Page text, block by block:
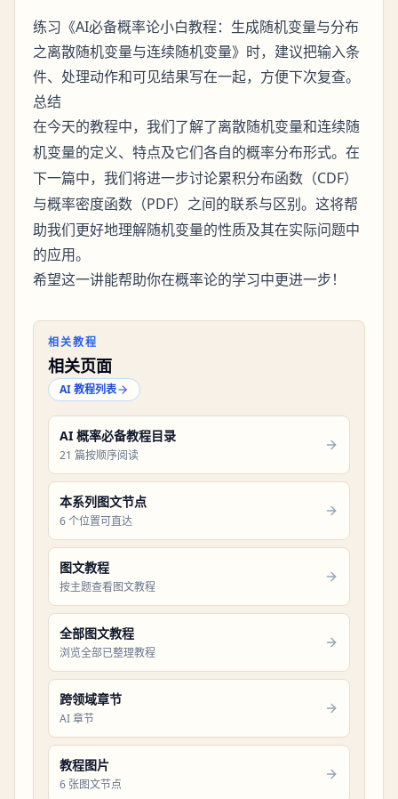
练习《AI必备概率论小白教程：生成随机变量与分布
之离散随机变量与连续随机变量》时，建议把输入条
件、处理动作和可见结果写在一起，方便下次复查。
总结
在今天的教程中，我们了解了离散随机变量和连续随
机变量的定义、特点及它们各自的概率分布形式。在
下一篇中，我们将进一步讨论累积分布函数 （CDF）
与概率密度函数 （PDF）之间的联系与区别。这将帮
助我们更好地理解随机变量的性质及其在实际问题中
的应用。
希望这一讲能帮助你在概率论的学习中更进一步！
相关教程
相关页面
AI 教程列表
AI 概率必备教程目录
21 篇按顺序阅读
本系列图文节点
6 个位置可直达
图文教程
按主题查看图文教程
全部图文教程
浏览全部已整理教程
跨领域章节
AI 章节
教程图片
6 张图文节点